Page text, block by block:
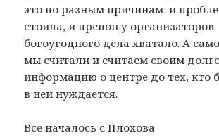
это по разным причинам: и
стоила, и препон у организаторов
богоугодного дела хватало. А
мы считали и считаем своим
информацию о центре до тех, кто
в ней нуждается.
Все началось с Плохова